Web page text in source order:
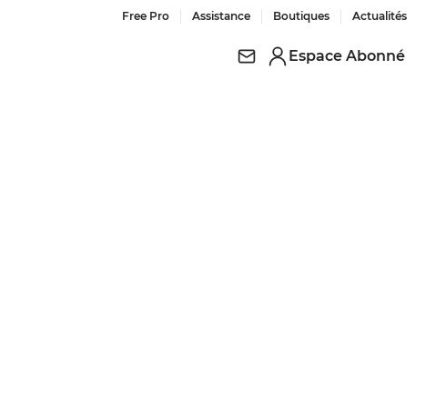
Free Pro Assistance Boutiques Actualités
Espace Abonné